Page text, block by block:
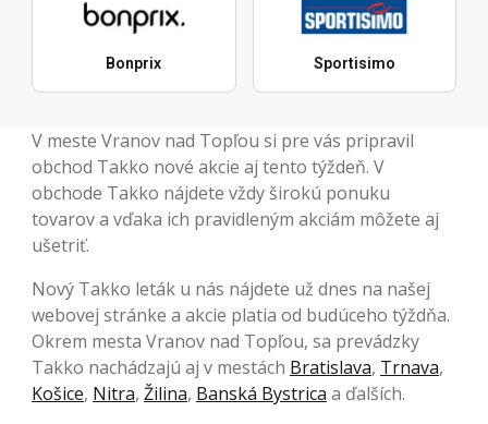
Bonprix Sportisimo
V meste Vranov nad Topľou si pre vás pripravil
obchod Takko nové akcie aj tento týždeň. V
obchode Takko nájdete vždy širokú ponuku
tovarov a vďaka ich pravidleným akciám môžete aj
ušetriť.
Nový Takko leták u nás nájdete už dnes na našej
webovej stránke a akcie platia od budúceho týždňa.
Okrem mesta Vranov nad Topľou, sa prevádzky
Takko nachádzajú aj v mestách Bratislava, Trnava,
Košice, Nitra, Žilina, Banská Bystrica a ďalších.